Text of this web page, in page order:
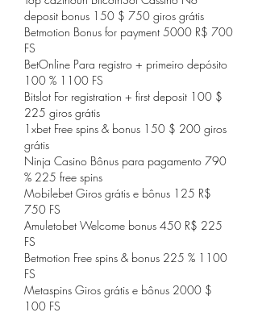
deposit bonus 150 $ 750 giros grátis
Betmotion Bonus for payment 5000 R$ 700
FS
BetOnline Para registro + primeiro depósito
100 % 1100 FS
Bitslot For registration + first deposit 100 $
225 giros grátis
1xbet Free spins & bonus 150 $ 200 giros
grátis
Ninja Casino Bônus para pagamento 790
% 225 free spins
Mobilebet Giros grátis e bônus 125 R$
750 FS
Amuletobet Welcome bonus 450 R$ 225
FS
Betmotion Free spins & bonus 225 % 1100
FS
Metaspins Giros grátis e bônus 2000 $
100 FS